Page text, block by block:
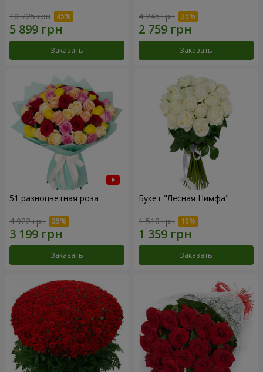
10 725 грн
Заказать
4 245 грн
Заказать
51 разноцветная роза
4 922 грн
Заказать
Букет "Лесная Нимфа"
1 510 грн
Заказать